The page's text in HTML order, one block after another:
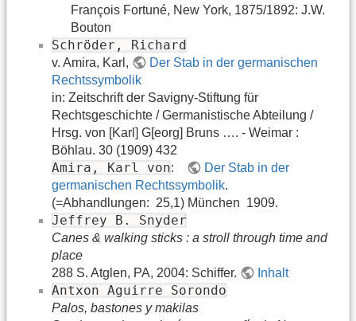
François Fortuné, New York, 1875/1892: J.W.
Bouton
Schröder, Richard
v. Amira, Karl,
Der Stab in der germanischen
Rechtssymbolik
in: Zeitschrift der Savigny-Stiftung für
Rechtsgeschichte / Germanistische Abteilung /
Hrsg. von [Karl] G[eorg] Bruns …. - Weimar :
Böhlau. 30 (1909) 432
Amira, Karl von:
Der Stab in der
germanischen Rechtssymbolik.
(=Abhandlungen: 25,1) München 1909.
Jeffrey B. Snyder
Canes & walking sticks : a stroll through time and
place
288 S. Atglen, PA, 2004: Schiffer.
Inhalt
Antxon Aguirre Sorondo
Palos, bastones y makilas